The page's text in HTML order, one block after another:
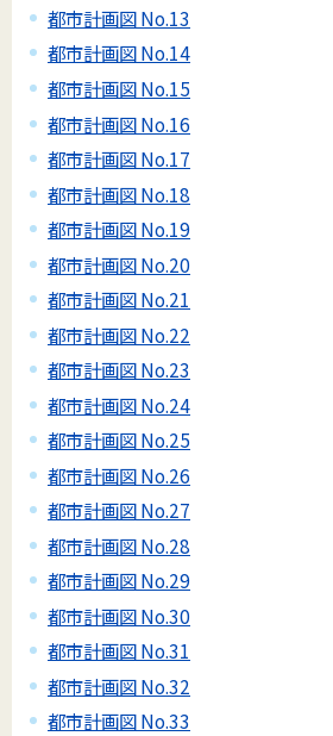
都市計画図 No.13
都市計画図 No.14
都市計画図 No.15
都市計画図 No.16
都市計画図 No.17
都市計画図 No.18
都市計画図 No.19
都市計画図 No.20
都市計画図 No.21
都市計画図 No.22
都市計画図 No.23
都市計画図 No.24
都市計画図 No.25
都市計画図 No.26
都市計画図 No.27
都市計画図 No.28
都市計画図 No.29
都市計画図 No.30
都市計画図 No.31
都市計画図 No.32
都市計画図 No.33